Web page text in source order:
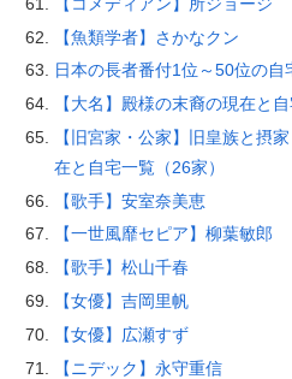
【魚類学者】さかなクン
日本の長者番付1位～50位の自
【大名】殿様の末裔の現在と
【旧宮家・公家】旧皇族と摂
在と自宅一覧（26家）
【歌手】安室奈美恵
【一世風靡セピア】柳葉敏郎
【歌手】松山千春
【女優】吉岡里帆
【女優】広瀬すず
【ニデック】永守重信